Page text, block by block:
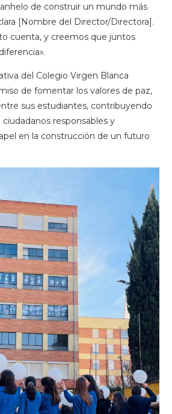
de construir un mundo más
[Nombre del Director/Directora].
cuenta, y creemos que juntos
del Colegio Virgen Blanca
de fomentar los valores de paz,
sus estudiantes, contribuyendo
responsables y
en la construcción de un futuro